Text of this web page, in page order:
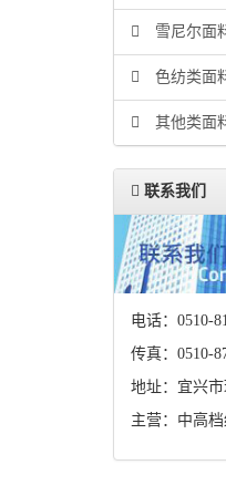
雪尼尔面
色纺类面
其他类面
联系我们
电话：0510-
传真：0510-
地址：宜兴
主营：中高